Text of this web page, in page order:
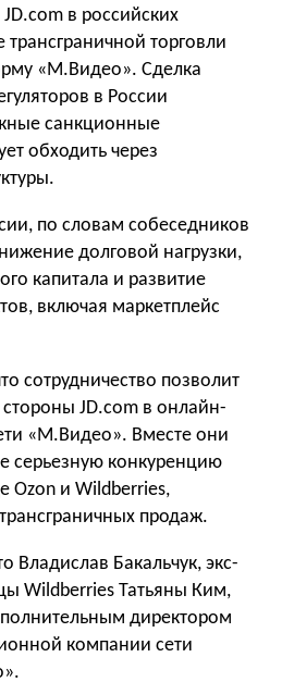
в российских
трансграничной торговли
«М.Видео». Сделка
в России
санкционные
обходить через
по словам собеседников
долговой нагрузки,
капитала и развитие
включая маркетплейс
сотрудничество позволит
JD.com в онлайн-
«М.Видео». Вместе они
серьезную конкуренцию
Ozon и Wildberries,
продаж.
Владислав Бакальчук, экс-
Wildberries Татьяны Ким,
директором
компании сети